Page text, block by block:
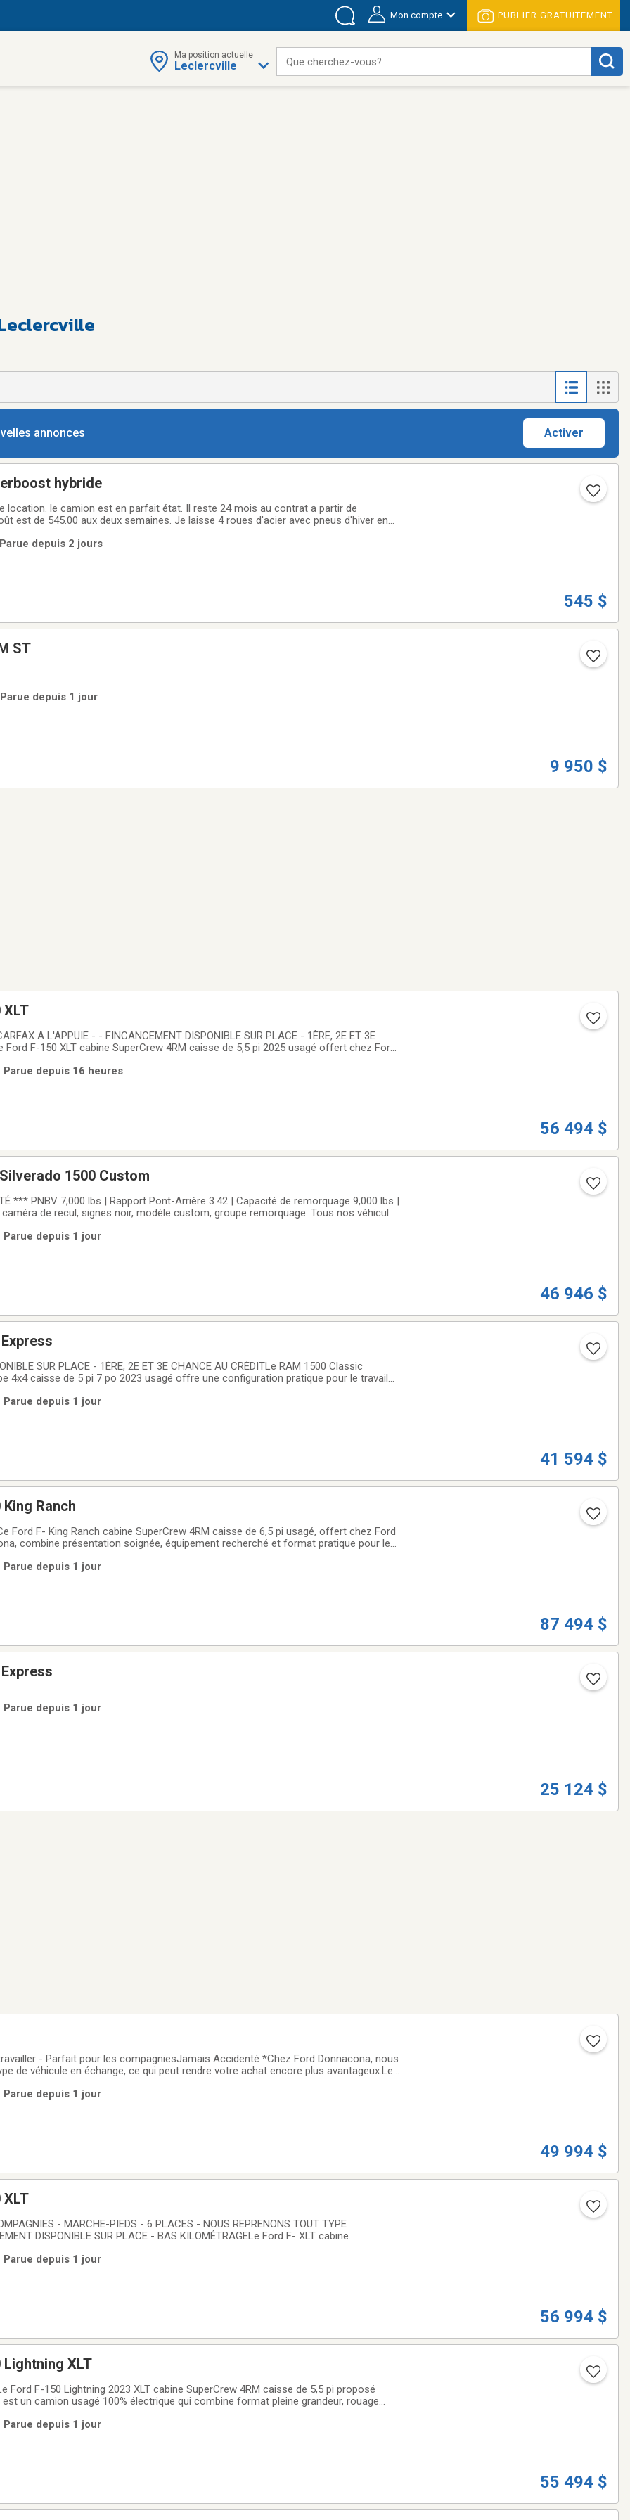
Mon compte PUBLIER GRATUITEMENT
Ma position actuelle
Leclercville Que cherchez-vous?
annonces Activer
hybride
location. le camion est en parfait état. Il reste 24 mois au contrat a partir de
est de 545.00 aux deux semaines. Je laisse 4 roues d'acier avec pneus d'hiver en
depuis 2 jours
545 $
ST
depuis 1 jour
9 950 $
XLT
A L'APPUIE - - FINCANCEMENT DISPONIBLE SUR PLACE - 1ÈRE, 2E ET 3E
Ford F-150 XLT cabine SuperCrew 4RM caisse de 5,5 pi 2025 usagé offert chez Ford
carrosserie noire et habitacle noir.
Parue depuis 16 heures
56 494 $
1500 Custom
*** PNBV 7,000 lbs | Rapport Pont-Arrière 3.42 | Capacité de remorquage 9,000 lbs |
de recul, signes noir, modèle custom, groupe remorquage. Tous nos véhicules
du
Parue depuis 1 jour
46 946 $
SUR PLACE - 1ÈRE, 2E ET 3E CHANCE AU CRÉDITLe RAM 1500 Classic
4x4 caisse de 5 pi 7 po 2023 usagé offre une configuration pratique pour le travail
son rouage 4x4 et seulement 21 978
Parue depuis 1 jour
41 594 $
Ranch
Ford F- King Ranch cabine SuperCrew 4RM caisse de 6,5 pi usagé, offert chez Ford
combine présentation soignée, équipement recherché et format pratique pour le
noire à 4
Parue depuis 1 jour
87 494 $
Parue depuis 1 jour
25 124 $
- Parfait pour les compagniesJamais Accidenté *Chez Ford Donnacona, nous
de véhicule en échange, ce qui peut rendre votre achat encore plus avantageux.Le
commercial
Parue depuis 1 jour
49 994 $
XLT
- MARCHE-PIEDS - 6 PLACES - NOUS REPRENONS TOUT TYPE
DISPONIBLE SUR PLACE - BAS KILOMÉTRAGELe Ford F- XLT cabine
à 4 portes, avec habitacle noir, moteur 3,5 litres sans
Parue depuis 1 jour
56 994 $
Lightning XLT
Ford F-150 Lightning 2023 XLT cabine SuperCrew 4RM caisse de 5,5 pi proposé
un camion usagé 100% électrique qui combine format pleine grandeur, rouage
DU
Parue depuis 1 jour
55 494 $